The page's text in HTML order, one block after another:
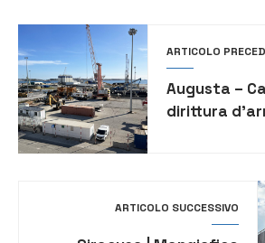
ARTICOLO
Augusta –
dirittura
ARTICOLO SUCCESSIVO